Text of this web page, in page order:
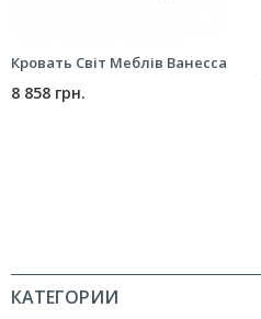
Кровать Світ Меблів Ванесса
8 858 грн.
КАТЕГОРИИ